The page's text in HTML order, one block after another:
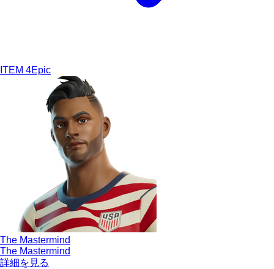
ITEM 4Epic
The Mastermind
The Mastermind
詳細を見る